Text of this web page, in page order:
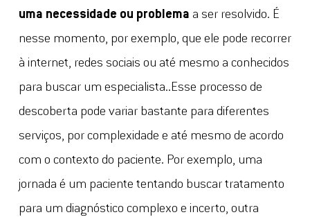
uma necessidade ou problema a ser resolvido. É
nesse momento, por exemplo, que ele pode recorrer
à internet, redes sociais ou até mesmo a conhecidos
para buscar um especialista..Esse processo de
descoberta pode variar bastante para diferentes
serviços, por complexidade e até mesmo de acordo
com o contexto do paciente. Por exemplo, uma
jornada é um paciente tentando buscar tratamento
para um diagnóstico complexo e incerto, outra